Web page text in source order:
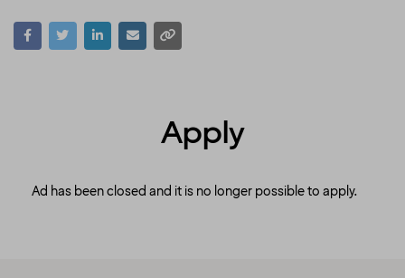
Apply
Ad has been closed and it is no longer possible to apply.